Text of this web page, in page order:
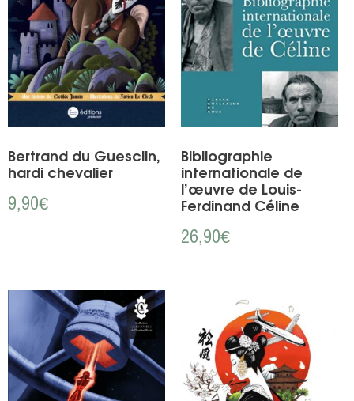
Bertrand du Guesclin,
hardi chevalier
9,90€
Bibliographie
internationale de
l’œuvre de Louis-
Ferdinand Céline
26,90€